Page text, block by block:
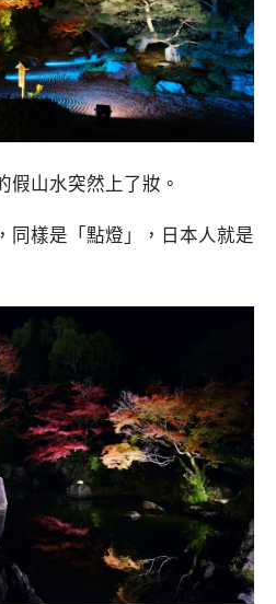
假山水突然上了妝。
同樣是「點燈」，日本人就是